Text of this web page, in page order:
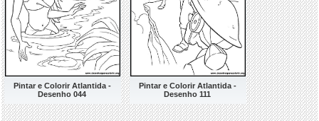
Pintar e Colorir Atlantida -
Desenho 044
Pintar e Colorir Atlantida -
Desenho 111